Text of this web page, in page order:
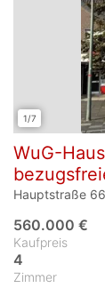
1/7
WuG-
Hauptstraße
Kaufpreis
560.000 €
Zimmer
4